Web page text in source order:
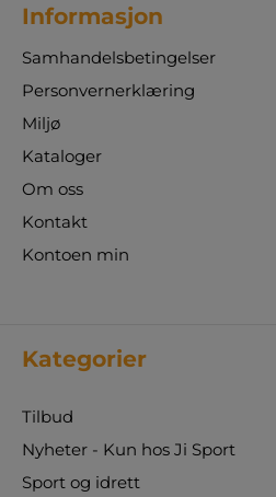
Informasjon
Samhandelsbetingelser
Personvernerklæring
Miljø
Kataloger
Om oss
Kontakt
Kontoen min
Kategorier
Tilbud
Nyheter - Kun hos Ji Sport
Sport og idrett